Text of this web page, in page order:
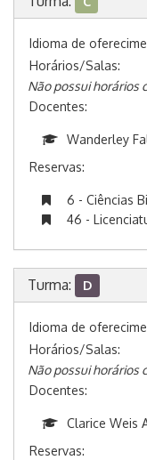
Idioma de
Horários/Salas:
Não possui horários
Docentes:
Wanderley
Reservas:
6 - Ciências
46 -
Turma: D
Idioma de
Horários/Salas:
Não possui horários
Docentes:
Clarice Weis
Reservas: